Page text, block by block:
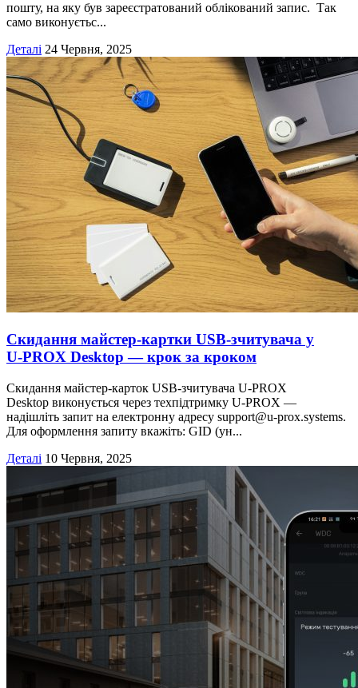
пошту, на яку був зареєстратований облікований запис. Так
само виконуєтьс...
Деталі 24 Червня, 2025
Скидання майстер-картки USB-зчитувача у
U‑PROX Desktop — крок за кроком
Скидання майстер-карток USB-зчитувача U-PROX
Desktop виконується через техпідтримку U-PROX —
надішліть запит на електронну адресу support@u-prox.systems.
Для оформлення запиту вкажіть: GID (ун...
Деталі 10 Червня, 2025